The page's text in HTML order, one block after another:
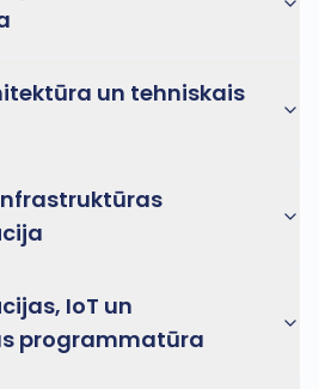
un tehniskais
IoT un
programmatūra